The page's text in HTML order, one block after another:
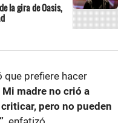
la gira de Oasis,
que prefiere hacer
Mi madre no crió a
pero no pueden